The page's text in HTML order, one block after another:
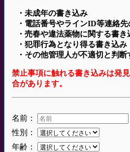
・未成年の書き込み
・電話番号やラインID等連絡
・売春や違法薬物に関する書き
・犯罪行為となり得る書き込み
・その他管理人が不適切と判
禁止事項に触れる書き込みは発
合があります。
名前：
性別：
年齢：